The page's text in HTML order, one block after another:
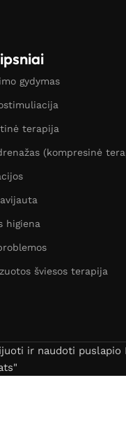
gydymas
terapija
(kompresinė
higiena
šviesos terapija
ir naudoti